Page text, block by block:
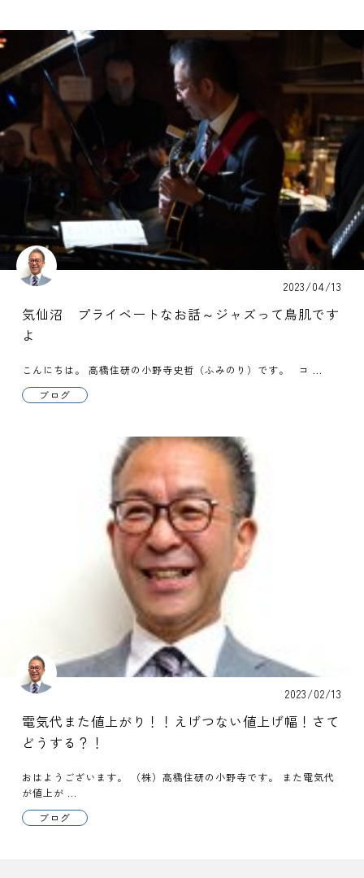
2023/04/13
気仙沼 プライベートなお話～ジャズって鳥肌です
よ
こんにちは。 高橋住研の小野寺史哲（ふみのり）です。 コ ...
ブログ
2023/02/13
電気代また値上がり！！えげつない値上げ幅！さて
どうする？！
おはようございます。 （株）高橋住研の小野寺です。 また電気代
が値上が ...
ブログ